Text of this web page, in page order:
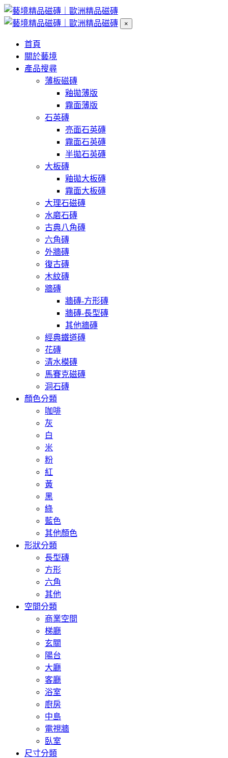
×
首頁
關於藝境
產品搜尋
薄板磁磚
釉拋薄版
霧面薄版
石英磚
亮面石英磚
霧面石英磚
半拋石英磚
大板磚
釉拋大板磚
霧面大板磚
大理石磁磚
水磨石磚
古典八角磚
六角磚
外牆磚
復古磚
木紋磚
牆磚
牆磚-方形磚
牆磚-長型磚
其他牆磚
經典鐵道磚
花磚
清水模磚
馬賽克磁磚
洞石磚
顏色分類
咖啡
灰
白
米
粉
紅
黃
黑
綠
藍色
其他顏色
形狀分類
長型磚
方形
六角
其他
空間分類
商業空間
梯廳
玄關
陽台
大廳
客廳
浴室
廚房
中島
電視牆
臥室
尺寸分類